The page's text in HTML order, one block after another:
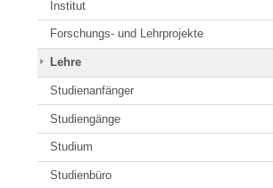
Institut
Forschungs- und Lehrprojekte
Lehre
Studienanfänger
Studiengänge
Studium
Studienbüro